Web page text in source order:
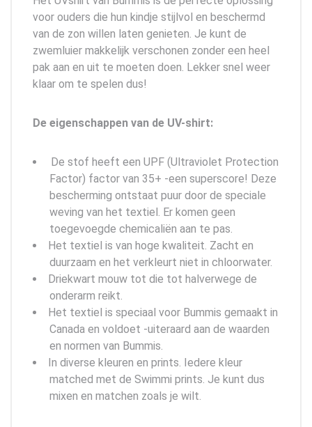
voor ouders die hun kindje stijlvol en beschermd
van de zon willen laten genieten. Je kunt de
zwemluier makkelijk verschonen zonder een heel
pak aan en uit te moeten doen. Lekker snel weer
klaar om te spelen dus!
De eigenschappen van de UV-shirt:
De stof heeft een UPF (Ultraviolet Protection
Factor) factor van 35+ -een superscore! Deze
bescherming ontstaat puur door de speciale
weving van het textiel. Er komen geen
toegevoegde chemicaliën aan te pas.
Het textiel is van hoge kwaliteit. Zacht en
duurzaam en het verkleurt niet in chloorwater.
Driekwart mouw tot die tot halverwege de
onderarm reikt.
Het textiel is speciaal voor Bummis gemaakt in
Canada en voldoet -uiteraard aan de waarden
en normen van Bummis.
In diverse kleuren en prints. Iedere kleur
matched met de Swimmi prints. Je kunt dus
mixen en matchen zoals je wilt.